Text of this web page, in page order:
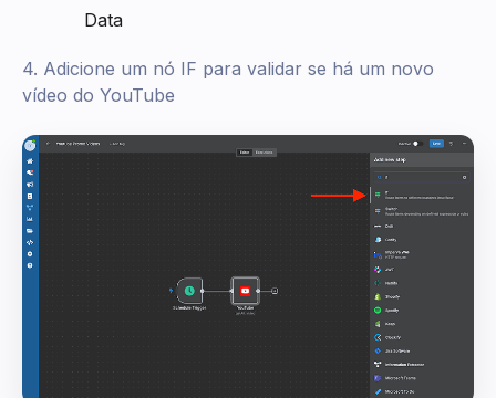
Data
4. Adicione um nó IF para validar se há um novo
vídeo do YouTube